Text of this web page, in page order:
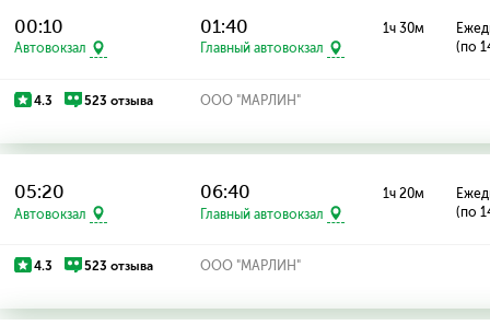
00:10
Автовокзал
01:40
Главный автовокзал
1ч 30м
(по
4.3 523 отзыва ООО "МАРЛИН"
05:20
Автовокзал
06:40
Главный автовокзал
1ч 20м
(по
4.3 523 отзыва ООО "МАРЛИН"